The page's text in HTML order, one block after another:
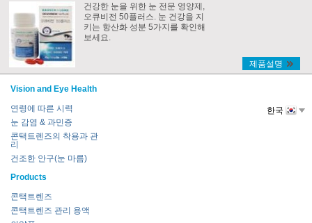
건강한 눈을 위한 눈 전문 영양제,
오큐비전 50플러스. 눈 건강을 지
키는 항산화 성분 5가지를 확인해
보세요.
제품설명
Vision and Eye Health
연령에 따른 시력
눈 감염 & 과민증
콘택트렌즈의 착용과 관
리
건조한 안구(눈 마름)
Products
콘택트렌즈
콘택트렌즈 관리 용액
한국